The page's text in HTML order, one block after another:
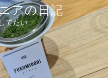
アの日記
てたい